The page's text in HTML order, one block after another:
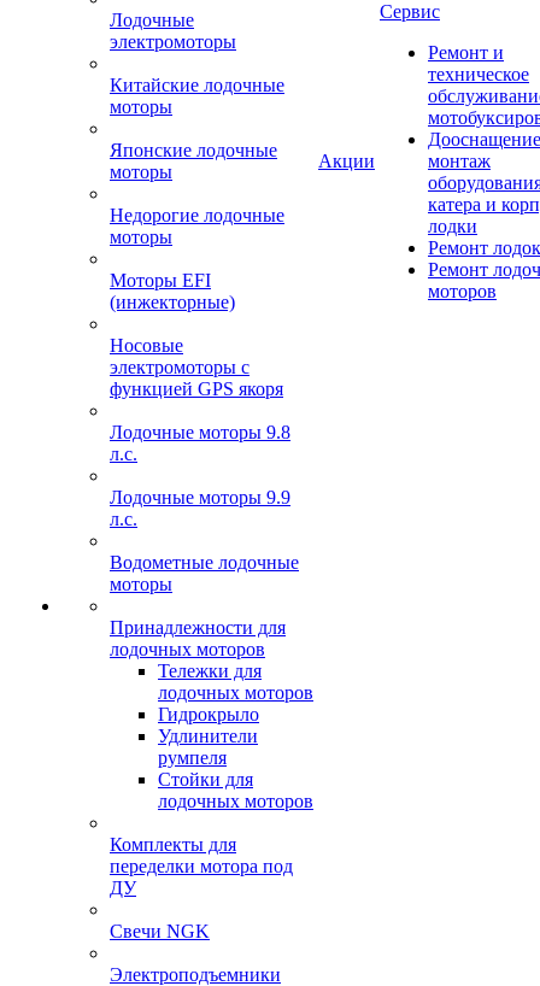
Лодочные
электромоторы
Китайские лодочные
моторы
Японские лодочные
моторы
Недорогие лодочные
моторы
Моторы EFI
(инжекторные)
Носовые
электромоторы с
функцией GPS якоря
Лодочные моторы 9.8
л.с.
Лодочные моторы 9.9
л.с.
Водометные лодочные
моторы
Принадлежности для
лодочных моторов
Тележки для
лодочных моторов
Гидрокрыло
Удлинители
румпеля
Стойки для
лодочных моторов
Комплекты для
переделки мотора под
ДУ
Свечи NGK
Электроподъемники
Акции
Сервис
Ремонт и
техническое
монтаж
катера и
лодки
Ремонт
Ремонт
моторов